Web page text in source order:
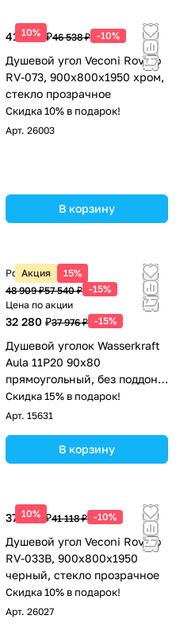
10%
41 884 ₽46 538 ₽ -10%
Душевой угол Veconi Rovigo
RV-073, 900х800х1950 хром,
стекло прозрачное
Скидка 10% в подарок!
Арт. 26003
В корзину
Акция 15%
Розничная цена
48 909 ₽57 540 ₽ -15%
Цена по акции
32 280 ₽37 976 ₽ -15%
Душевой уголок Wasserkraft
Aula 11P20 90х80
прямоугольный, без поддона,
прозрачное стекло, хром
Скидка 15% в подарок!
Арт. 15631
В корзину
10%
37 006 ₽41 118 ₽ -10%
Душевой угол Veconi Rovigo
RV-033B, 900х800х1950
черный, стекло прозрачное
Скидка 10% в подарок!
Арт. 26027